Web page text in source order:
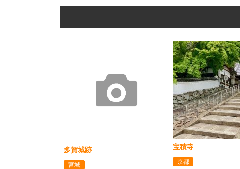
多賀城跡
宮城
宝積寺
京都